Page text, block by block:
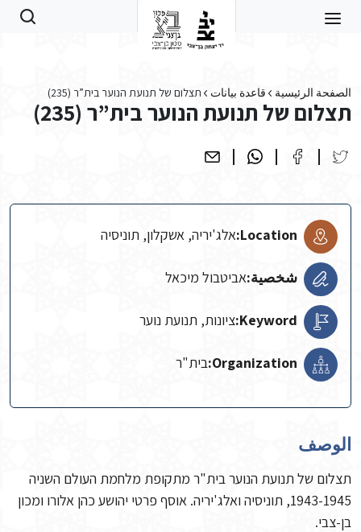
الصفحة الرئيسية قاعدة بيانات תצלום של תנועת הנוער בית”ר (235)
תצלום של תנועת הנוער בית”ר (235)
Location: אלג'יריה, אשקלון, תוניסיה
شخصية:אביטבול מיכאל
Keyword: ציונות, תנועת נוער
Organization: בית"ר‬
الوصف
תצלום של תנועת הנוער בית"ר מתקופת מלחמת העולם השניה
1943-1945, תוניסיה ואלג'יריה. אוסף פרטי יהושע כהן אלורו ומכון
בן-צבי.